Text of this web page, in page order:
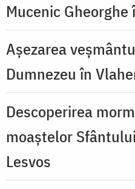
Mucenic Gheorghe
Așezarea
Dumnezeu în
Descoperirea
moaștelor
Lesvos